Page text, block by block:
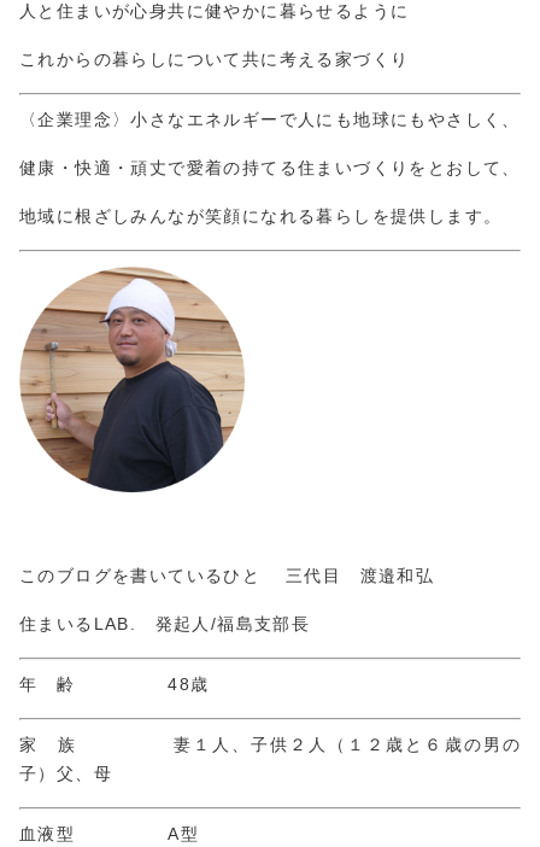
人と住まいが心身共に健やかに暮らせるように
これからの暮らしについて共に考える家づくり
〈企業理念〉小さなエネルギーで人にも地球にもやさしく、
健康・快適・頑丈で愛着の持てる住まいづくりをとおして、
地域に根ざしみんなが笑顔になれる暮らしを提供します。
このブログを書いているひと 三代目 渡邉和弘
住まいるLAB. 発起人/福島支部長
年 齢 48歳
家 族 妻１人、子供２人（１２歳と６歳の男の
子）父、母
血液型 A型